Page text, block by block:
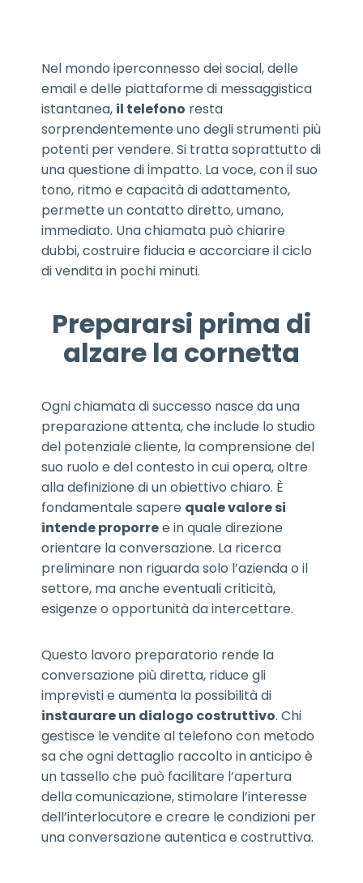
Nel mondo iperconnesso dei social, delle
email e delle piattaforme di messaggistica
istantanea, il telefono resta
sorprendentemente uno degli strumenti più
potenti per vendere. Si tratta soprattutto di
una questione di impatto. La voce, con il suo
tono, ritmo e capacità di adattamento,
permette un contatto diretto, umano,
immediato. Una chiamata può chiarire
dubbi, costruire fiducia e accorciare il ciclo
di vendita in pochi minuti.
Prepararsi prima di
alzare la cornetta
Ogni chiamata di successo nasce da una
preparazione attenta, che include lo studio
del potenziale cliente, la comprensione del
suo ruolo e del contesto in cui opera, oltre
alla definizione di un obiettivo chiaro. È
fondamentale sapere quale valore si
intende proporree in quale direzione
orientare la conversazione. La ricerca
preliminare non riguarda solo l’azienda o il
settore, ma anche eventuali criticità,
esigenze o opportunità da intercettare.
Questo lavoro preparatorio rende la
conversazione più diretta, riduce gli
imprevisti e aumenta la possibilità di
instaurare un dialogo costruttivo. Chi
gestisce le vendite al telefono con metodo
sa che ogni dettaglio raccolto in anticipo è
un tassello che può facilitare l’apertura
della comunicazione, stimolare l’interesse
dell’interlocutore e creare le condizioni per
una conversazione autentica e costruttiva.